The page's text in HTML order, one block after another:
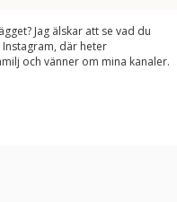
Jag älskar att se vad du
där heter
och vänner om mina kanaler.